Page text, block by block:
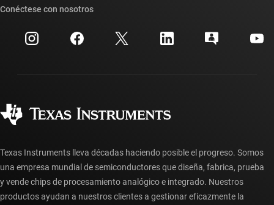
Relaciones con los inversionistas
Fabricación
Búsqueda de referencias cruzadas
Centro de atención al cliente
Preguntas frecuentes sobre la cuenta myTI
Preguntas frecuentes sobre pedidos
Conéctese con nosotros
Texas Instruments lleva décadas haciendo posible el progreso. Somos
una empresa mundial de semiconductores que diseña, fabrica, prueba
y vende chips de procesamiento analógico e integrado. Nuestros
productos ayudan a nuestros clientes a gestionar eficazmente la